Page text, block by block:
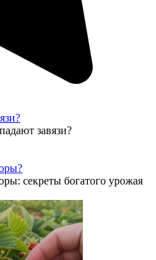
завязи?
секреты богатого урожая